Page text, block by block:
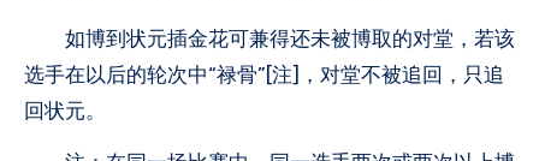
如博到状元插金花可兼得还未被博取的对堂，若该
选手在以后的轮次中“禄骨”[注]，对堂不被追回，只追
回状元。